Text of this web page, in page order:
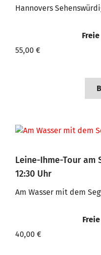
Hannovers
55,00 €
Leine-Ihme-Tour am
12:30 Uhr
Am Wasser mit dem
40,00 €